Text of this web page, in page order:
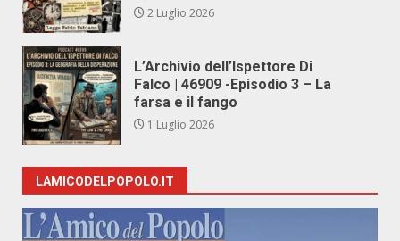
2 Luglio 2026
L’Archivio dell’Ispettore Di
Falco | 46909 -Episodio 3 – La
farsa e il fango
1 Luglio 2026
LAMICODELPOPOLO.IT